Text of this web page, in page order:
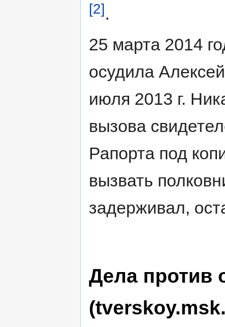
[2].
25 марта 2014
осудила
июля 2013 г.
вызова
Рапорта под
вызвать
задерживал,
Дела против